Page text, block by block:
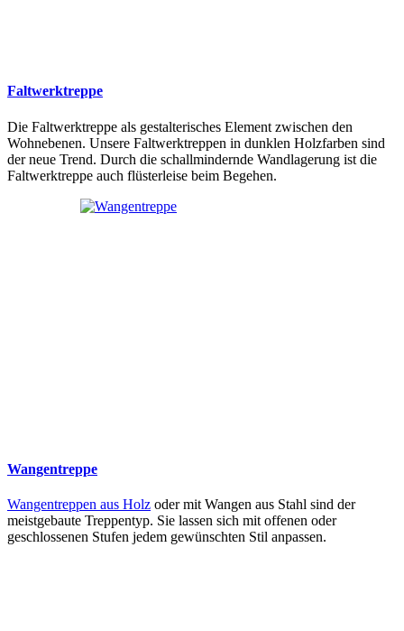
Faltwerktreppe
Die Faltwerktreppe als gestalterisches Element zwischen den
Wohnebenen. Unsere Faltwerktreppen in dunklen Holzfarben sind
der neue Trend. Durch die schallmindernde Wandlagerung ist die
Faltwerktreppe auch flüsterleise beim Begehen.
Wangentreppe
Wangentreppen aus Holz oder mit Wangen aus Stahl sind der
meistgebaute Treppentyp. Sie lassen sich mit offenen oder
geschlossenen Stufen jedem gewünschten Stil anpassen.